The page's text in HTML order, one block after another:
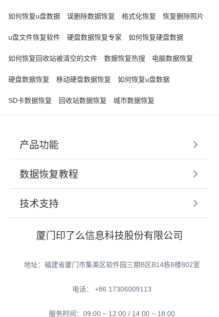
如何恢复u盘数据 误删除数据恢复 格式化恢复 恢复删除照片
u盘文件恢复软件 硬盘数据恢复专家 如何恢复硬盘数据
如何恢复回收站被清空的文件 数据恢复热搜 电脑数据恢复
硬盘数据恢复 移动硬盘数据恢复 如何恢复u盘数据
SD卡数据恢复 回收站数据恢复 城市数据恢复
产品功能
数据恢复教程
技术支持
厦门印了么信息科技股份有限公司
地址：福建省厦门市集美区软件园三期B区B14栋8楼802室
电话： +86 17306009113
服务时间：09:00 ~ 12:00 / 14:00 ~ 18:00